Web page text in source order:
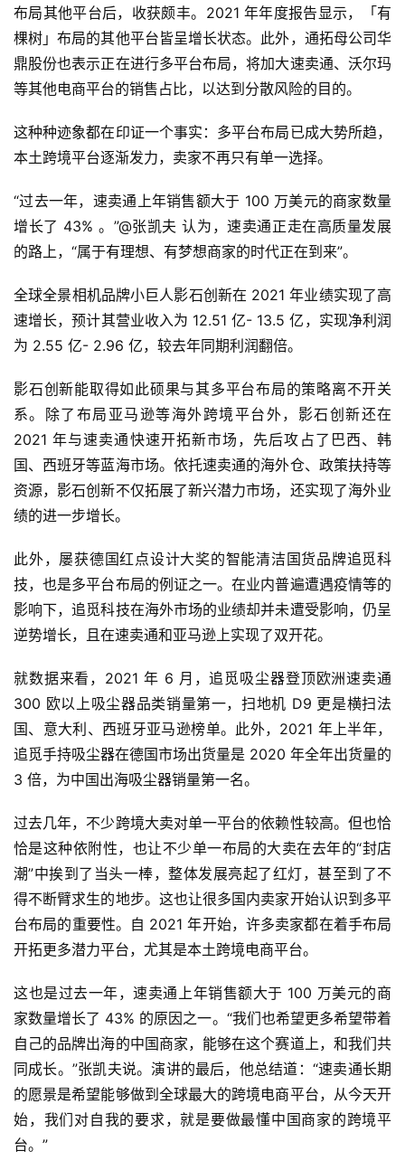
布局其他平台后，收获颇丰。2021 年年度报告显示，「有
棵树」布局的其他平台皆呈增长状态。此外，通拓母公司华
鼎股份也表示正在进行多平台布局，将加大速卖通、沃尔玛
等其他电商平台的销售占比，以达到分散风险的目的。
这种种迹象都在印证一个事实：多平台布局已成大势所趋，
本土跨境平台逐渐发力，卖家不再只有单一选择。
“过去一年，速卖通上年销售额大于 100 万美元的商家数量
增长了 43% 。”@张凯夫 认为，速卖通正走在高质量发展
的路上，“属于有理想、有梦想商家的时代正在到来”。
全球全景相机品牌小巨人影石创新在 2021 年业绩实现了高
速增长，预计其营业收入为 12.51 亿- 13.5 亿，实现净利润
为 2.55 亿- 2.96 亿，较去年同期利润翻倍。
影石创新能取得如此硕果与其多平台布局的策略离不开关
系。除了布局亚马逊等海外跨境平台外，影石创新还在
2021 年与速卖通快速开拓新市场，先后攻占了巴西、韩
国、西班牙等蓝海市场。依托速卖通的海外仓、政策扶持等
资源，影石创新不仅拓展了新兴潜力市场，还实现了海外业
绩的进一步增长。
此外，屡获德国红点设计大奖的智能清洁国货品牌追觅科
技，也是多平台布局的例证之一。在业内普遍遭遇疫情等的
影响下，追觅科技在海外市场的业绩却并未遭受影响，仍呈
逆势增长，且在速卖通和亚马逊上实现了双开花。
就数据来看，2021 年 6 月，追觅吸尘器登顶欧洲速卖通
300 欧以上吸尘器品类销量第一，扫地机 D9 更是横扫法
国、意大利、西班牙亚马逊榜单。此外，2021 年上半年，
追觅手持吸尘器在德国市场出货量是 2020 年全年出货量的
3 倍，为中国出海吸尘器销量第一名。
过去几年，不少跨境大卖对单一平台的依赖性较高。但也恰
恰是这种依附性，也让不少单一布局的大卖在去年的“封店
潮”中挨到了当头一棒，整体发展亮起了红灯，甚至到了不
得不断臂求生的地步。这也让很多国内卖家开始认识到多平
台布局的重要性。自 2021 年开始，许多卖家都在着手布局
开拓更多潜力平台，尤其是本土跨境电商平台。
这也是过去一年，速卖通上年销售额大于 100 万美元的商
家数量增长了 43% 的原因之一。“我们也希望更多希望带着
自己的品牌出海的中国商家，能够在这个赛道上，和我们共
同成长。”张凯夫说。演讲的最后，他总结道：“速卖通长期
的愿景是希望能够做到全球最大的跨境电商平台，从今天开
始，我们对自我的要求，就是要做最懂中国商家的跨境平
台。”